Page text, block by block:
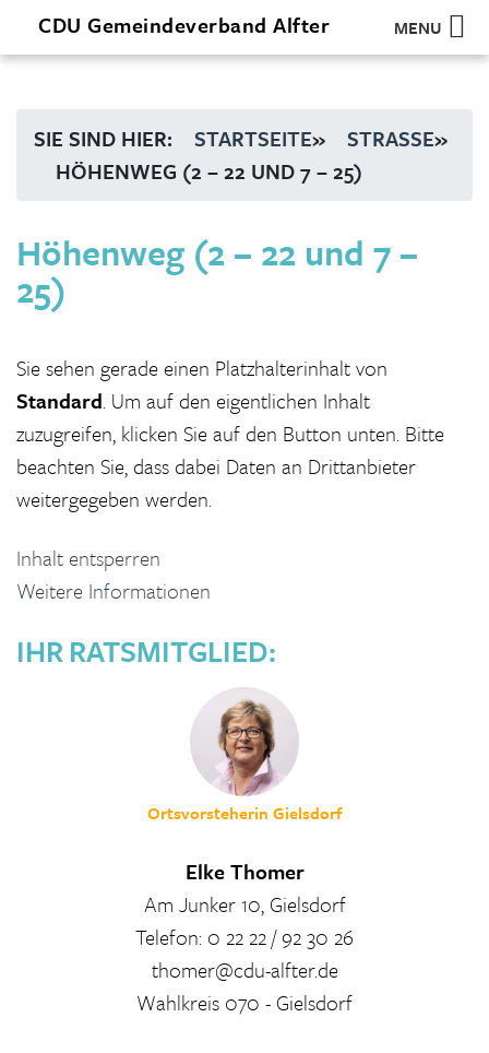
CDU Gemeindeverband Alfter MENU
SIE SIND HIER: STARTSEITE» STRASSE »
HÖHENWEG (2 – 22 UND 7 – 25)
Höhenweg (2 – 22 und 7 –
25)
Sie sehen gerade einen Platzhalterinhalt von
Standard. Um auf den eigentlichen Inhalt
zuzugreifen, klicken Sie auf den Button unten. Bitte
beachten Sie, dass dabei Daten an Drittanbieter
weitergegeben werden.
Inhalt entsperren
Weitere Informationen
IHR RATSMITGLIED:
Ortsvorsteherin Gielsdorf
Elke Thomer
Am Junker 10, Gielsdorf
Telefon: 0 22 22 / 92 30 26
thomer@cdu-alfter.de
Wahlkreis 070 - Gielsdorf